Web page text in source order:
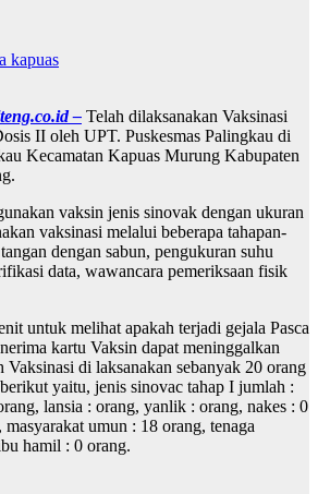
kapuas
– Telah dilaksanakan Vaksinasi
II oleh UPT. Puskesmas Palingkau di
Kecamatan Kapuas Murung Kabupaten
vaksin jenis sinovak dengan ukuran
vaksinasi melalui beberapa tahapan-
dengan sabun, pengukuran suhu
data, wawancara pemeriksaan fisik
untuk melihat apakah terjadi gejala Pasca
kartu Vaksin dapat meninggalkan
Vaksinasi di laksanakan sebanyak 20 orang
yaitu, jenis sinovac tahap I jumlah :
lansia : orang, yanlik : orang, nakes : 0
umun : 18 orang, tenaga
hamil : 0 orang.